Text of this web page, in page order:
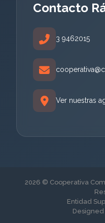
Contacto
3 9462015
Ver nuestras
2026 © Cooperativa
Entidad
Designed